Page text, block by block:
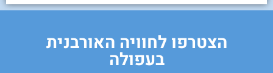
הצטרפו לחוויה האורבנית
בעפולה